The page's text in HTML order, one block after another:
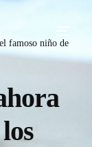
famoso niño de